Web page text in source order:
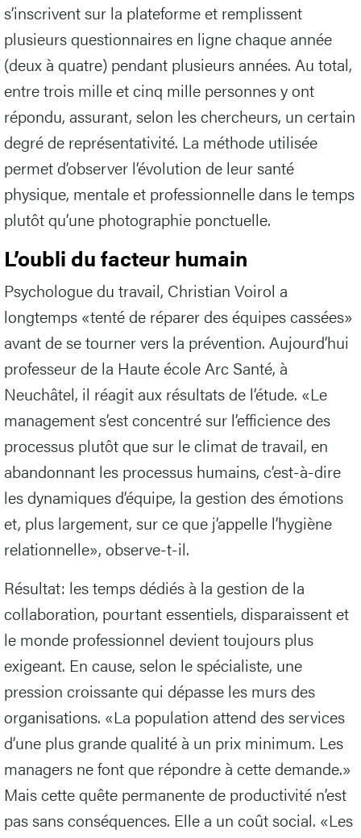
s’inscrivent sur la plateforme et remplissent
plusieurs questionnaires en ligne chaque année
(deux à quatre) pendant plusieurs années. Au total,
entre trois mille et cinq mille personnes y ont
répondu, assurant, selon les chercheurs, un certain
degré de représentativité. La méthode utilisée
permet d’observer l’évolution de leur santé
physique, mentale et professionnelle dans le temps
plutôt qu’une photographie ponctuelle.
L’oubli du facteur humain
Psychologue du travail, Christian Voirol a
longtemps «tenté de réparer des équipes cassées»
avant de se tourner vers la prévention. Aujourd’hui
professeur de la Haute école Arc Santé, à
Neuchâtel, il réagit aux résultats de l’étude. «Le
management s’est concentré sur l’efficience des
processus plutôt que sur le climat de travail, en
abandonnant les processus humains, c’est-à-dire
les dynamiques d’équipe, la gestion des émotions
et, plus largement, sur ce que j’appelle l’hygiène
relationnelle», observe-t-il.
Résultat: les temps dédiés à la gestion de la
collaboration, pourtant essentiels, disparaissent et
le monde professionnel devient toujours plus
exigeant. En cause, selon le spécialiste, une
pression croissante qui dépasse les murs des
organisations. «La population attend des services
d’une plus grande qualité à un prix minimum. Les
managers ne font que répondre à cette demande.»
Mais cette quête permanente de productivité n’est
pas sans conséquences. Elle a un coût social. «Les